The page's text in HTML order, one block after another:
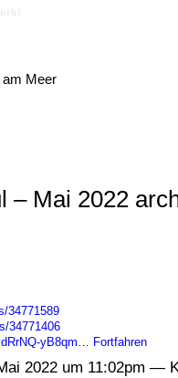
am Meer
– Mai 2022
34771589
34771406
yB8qm…
Fortfahren
2022 um 11:02pm —